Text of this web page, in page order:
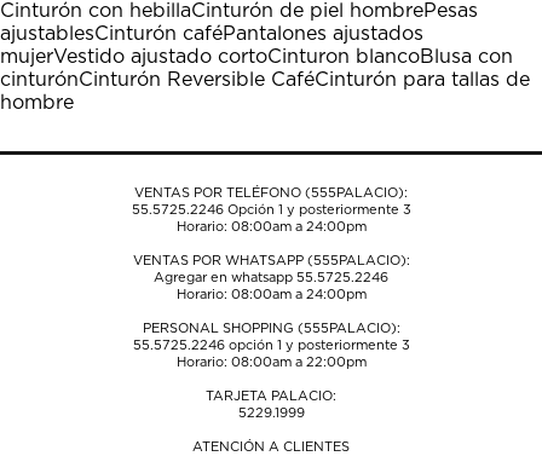
Cinturón con hebillaCinturón de piel hombrePesas
ajustablesCinturón caféPantalones ajustados
mujerVestido ajustado cortoCinturon blancoBlusa con
cinturónCinturón Reversible CaféCinturón para tallas de
hombre
VENTAS POR TELÉFONO (555PALACIO):
55.5725.2246Opción 1 y posteriormente 3
Horario: 08:00am a 24:00pm
VENTAS POR WHATSAPP (555PALACIO):
Agregar en whatsapp 55.5725.2246
Horario: 08:00am a 24:00pm
PERSONAL SHOPPING (555PALACIO):
55.5725.2246opción 1 y posteriormente 3
Horario: 08:00am a 22:00pm
TARJETA PALACIO:
5229.1999
ATENCIÓN A CLIENTES